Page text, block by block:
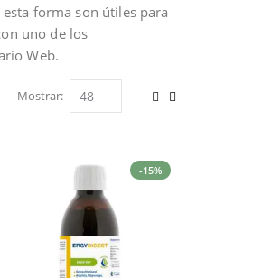
forma son útiles para
uno de los
Web.
Mostrar
Ver
-15%